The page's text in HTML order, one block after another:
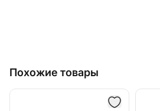
Похожие товары